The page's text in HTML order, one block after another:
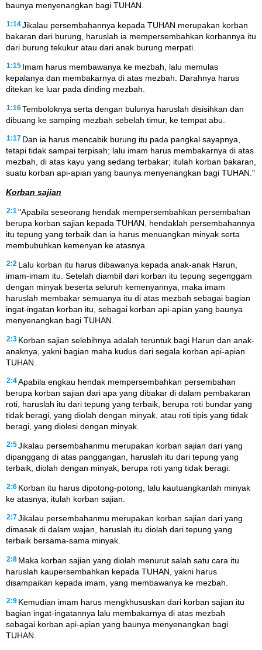
baunya menyenangkan bagi TUHAN.
1:14Jikalau persembahannya kepada TUHAN merupakan korban
bakaran dari burung, haruslah ia mempersembahkan korbannya itu
dari burung tekukur atau dari anak burung merpati.
1:15 Imam harus membawanya ke mezbah, lalu memulas
kepalanya dan membakarnya di atas mezbah. Darahnya harus
ditekan ke luar pada dinding mezbah.
1:16Temboloknya serta dengan bulunya haruslah disisihkan dan
dibuang ke samping mezbah sebelah timur, ke tempat abu.
1:17 Dan ia harus mencabik burung itu pada pangkal sayapnya,
tetapi tidak sampai terpisah; lalu imam harus membakarnya di atas
mezbah, di atas kayu yang sedang terbakar; itulah korban bakaran,
suatu korban api-apian yang baunya menyenangkan bagi TUHAN."
Korban sajian
2:1 "Apabila seseorang hendak mempersembahkan persembahan
berupa korban sajian kepada TUHAN, hendaklah persembahannya
itu tepung yang terbaik dan ia harus menuangkan minyak serta
membubuhkan kemenyan ke atasnya.
2:2 Lalu korban itu harus dibawanya kepada anak-anak Harun,
imam-imam itu. Setelah diambil dari korban itu tepung segenggam
dengan minyak beserta seluruh kemenyannya, maka imam
haruslah membakar semuanya itu di atas mezbah sebagai bagian
ingat-ingatan korban itu, sebagai korban api-apian yang baunya
menyenangkan bagi TUHAN.
2:3 Korban sajian selebihnya adalah teruntuk bagi Harun dan anak-
anaknya, yakni bagian maha kudus dari segala korban api-apian
TUHAN.
2:4Apabila engkau hendak mempersembahkan persembahan
berupa korban sajian dari apa yang dibakar di dalam pembakaran
roti, haruslah itu dari tepung yang terbaik, berupa roti bundar yang
tidak beragi, yang diolah dengan minyak, atau roti tipis yang tidak
beragi, yang diolesi dengan minyak.
2:5Jikalau persembahanmu merupakan korban sajian dari yang
dipanggang di atas panggangan, haruslah itu dari tepung yang
terbaik, diolah dengan minyak, berupa roti yang tidak beragi.
2:6 Korban itu harus dipotong-potong, lalu kautuangkanlah minyak
ke atasnya; itulah korban sajian.
2:7Jikalau persembahanmu merupakan korban sajian dari yang
dimasak di dalam wajan, haruslah itu diolah dari tepung yang
terbaik bersama-sama minyak.
2:8 Maka korban sajian yang diolah menurut salah satu cara itu
haruslah kaupersembahkan kepada TUHAN, yakni harus
disampaikan kepada imam, yang membawanya ke mezbah.
2:9 Kemudian imam harus mengkhususkan dari korban sajian itu
bagian ingat-ingatannya lalu membakarnya di atas mezbah
sebagai korban api-apian yang baunya menyenangkan bagi
TUHAN.